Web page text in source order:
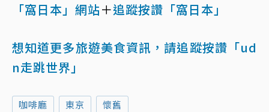
「窩日本」網站＋追蹤按讚「窩日本」
想知道更多旅遊美食資訊，請追蹤按讚「ud
n走跳世界」
咖啡廳 東京 懷舊